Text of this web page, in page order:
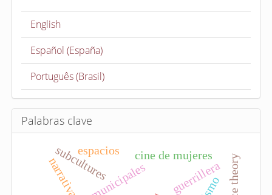
c
l
English
Español (España)
Português (Brasil)
Palabras clave
cine de mujeres
subcultures
narrativa
espacios
guerrillera